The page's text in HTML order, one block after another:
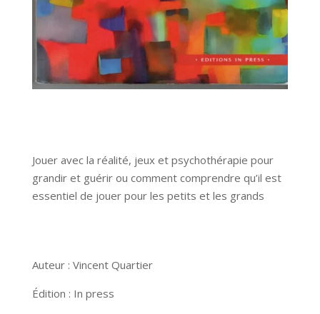
Jouer avec la réalité, jeux et psychothérapie pour
grandir et guérir ou comment comprendre qu’il est
essentiel de jouer pour les petits et les grands
Auteur : Vincent Quartier
Édition : In press